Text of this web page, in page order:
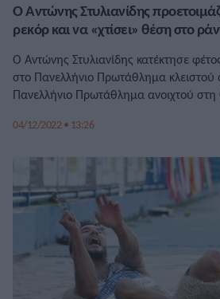
Ο Αντώνης Στυλιανίδης
ρεκόρ και να «χτίσει» θέση στο
Ο Αντώνης Στυλιανίδης κατέκτησε
στο Πανελλήνιο Πρωτάθλημα κλειστού
Πανελλήνιο Πρωτάθλημα ανοιχτού
04/12/2022 • 13:26